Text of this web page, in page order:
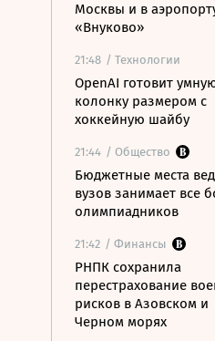
Москвы и в
«Внуково»
21:48 / Технологии
OpenAI готовит
колонку размером с
хоккейную шайбу
21:44 / Общество
Бюджетные места
вузов занимает все
олимпиадников
21:42 / Финансы
РНПК сохранила
перестрахование
рисков в Азовском и
Черном морях